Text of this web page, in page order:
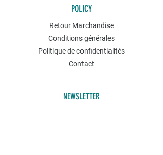
POLICY
Retour Marchandise
Conditions générales
Politique de confidentialités
Contact
NEWSLETTER